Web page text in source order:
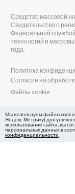
Средство массовой
Свидетельство о
Федеральной
технологий и
года.
Политика
Согласие на
Файлы cookie
Главный редактор
Бобровников Виктор
Учредитель ООО
E-mail редакции:
Мы используем файлы
Яндекс.Метрику) для
использование сайта, вы
персональных данных в
конфиденциальности